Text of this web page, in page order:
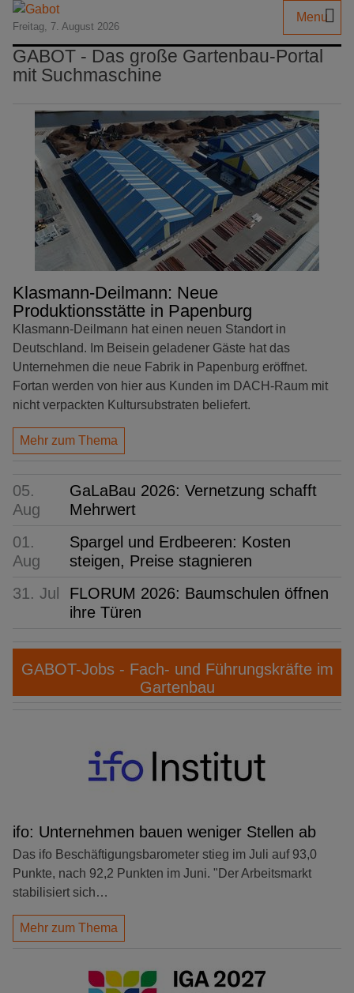
Freitag, 7. August 2026
Menu
GABOT - Das große Gartenbau-Portal
mit Suchmaschine
Klasmann-Deilmann: Neue
Produktionsstätte in Papenburg
Klasmann-Deilmann hat einen neuen Standort in
Deutschland. Im Beisein geladener Gäste hat das
Unternehmen die neue Fabrik in Papenburg eröffnet.
Fortan werden von hier aus Kunden im DACH-Raum mit
nicht verpackten Kultursubstraten beliefert.
Mehr zum Thema
05.
Aug
GaLaBau 2026: Vernetzung schafft
Mehrwert
01.
Aug
Spargel und Erdbeeren: Kosten
steigen, Preise stagnieren
31. Jul
FLORUM 2026: Baumschulen öffnen
ihre Türen
GABOT-Jobs - Fach- und Führungskräfte im
Gartenbau
ifo: Unternehmen bauen weniger Stellen ab
Das ifo Beschäftigungsbarometer stieg im Juli auf 93,0
Punkte, nach 92,2 Punkten im Juni. "Der Arbeitsmarkt
stabilisiert sich…
Mehr zum Thema